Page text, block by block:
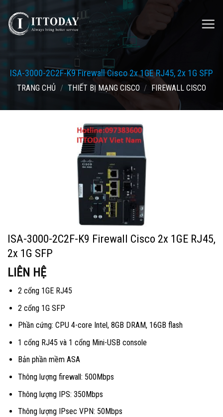
content
ISA-3000-2C2F-K9 Firewall Cisco 2x 1GE RJ45, 2x 1G SFP
TRANG CHỦ / THIẾT BỊ MẠNG CISCO / FIREWALL CISCO
ISA-3000-2C2F-K9 Firewall Cisco 2x 1GE RJ45,
2x 1G SFP
LIÊN HỆ
2 cổng 1GE RJ45
2 cổng 1G SFP
Phần cứng: CPU 4-core Intel, 8GB DRAM, 16GB flash
1 cổng RJ45 và 1 cổng Mini-USB console
Bản phần mềm ASA
Thông lượng firewall: 500Mbps
Thông lượng IPS: 350Mbps
Thông lượng IPsec VPN: 50Mbps